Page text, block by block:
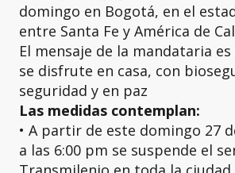
domingo en Bogotá, en el
entre Santa Fe y América de
El mensaje de la mandataria
se disfrute en casa, con
seguridad y en paz
Las medidas contemplan:
• A partir de este domingo 27
a las 6:00 pm se suspende el